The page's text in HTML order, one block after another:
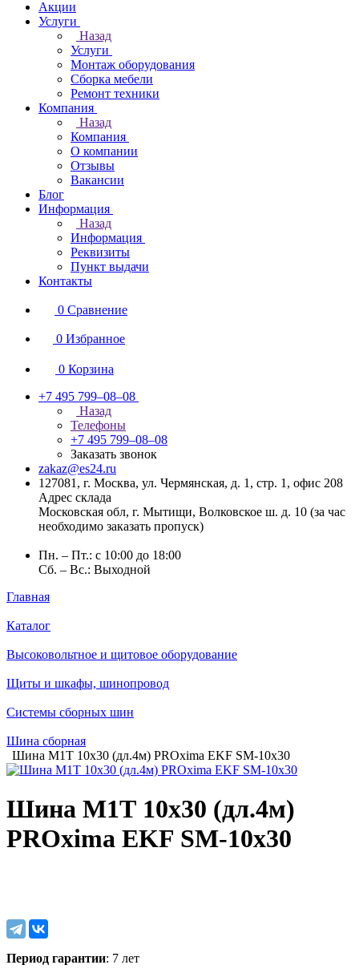
Акции
Услуги
Назад
Услуги
Монтаж оборудования
Сборка мебели
Ремонт техники
Компания
Назад
Компания
О компании
Отзывы
Вакансии
Блог
Информация
Назад
Информация
Реквизиты
Пункт выдачи
Контакты
0 Сравнение
0 Избранное
0 Корзина
+7 495 799–08–08
Назад
Телефоны
+7 495 799–08–08
Заказать звонок
zakaz@es24.ru
127081, г. Москва, ул. Чермянская, д. 1, стр. 1, офис 208
Адрес склада
Московская обл, г. Мытищи, Волковское ш. д. 10 (за час
необходимо заказать пропуск)
Пн. – Пт.: с 10:00 до 18:00
Сб. – Вс.: Выходной
Главная
Каталог
Высоковольтное и щитовое оборудование
Щиты и шкафы, шинопровод
Системы сборных шин
Шина сборная
Шина М1Т 10х30 (дл.4м) PROxima EKF SM-10x30
Шина М1Т 10х30 (дл.4м)
PROxima EKF SM-10x30
Период гарантии: 7 лет